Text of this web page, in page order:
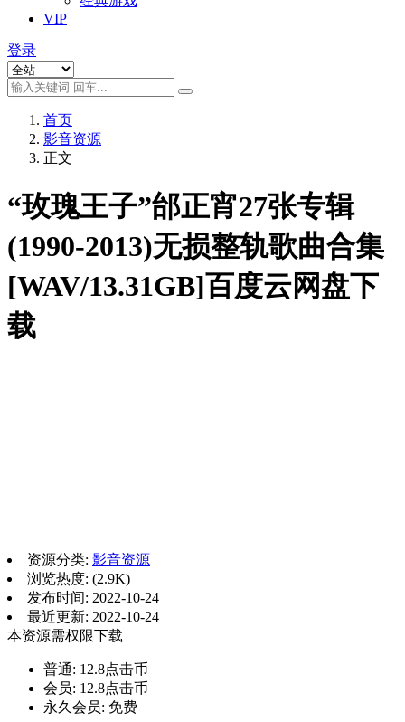
VIP
登录
首页
影音资源
正文
“玫瑰王子”邰正宵27张专辑
(1990-2013)无损整轨歌曲合集
[WAV/13.31GB]百度云网盘下
载
资源分类: 影音资源
浏览热度: (2.9K)
发布时间: 2022-10-24
最近更新: 2022-10-24
本资源需权限下载
普通: 12.8点击币
会员: 12.8点击币
永久会员: 免费